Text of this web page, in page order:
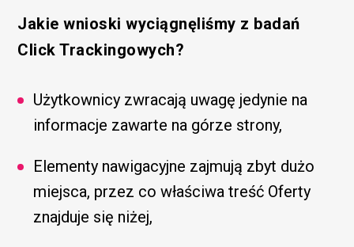
Jakie wnioski wyciągnęliśmy z badań
Click Trackingowych?
Użytkownicy zwracają uwagę jedynie na
informacje zawarte na górze strony,
Elementy nawigacyjne zajmują zbyt dużo
miejsca, przez co właściwa treść Oferty
znajduje się niżej,